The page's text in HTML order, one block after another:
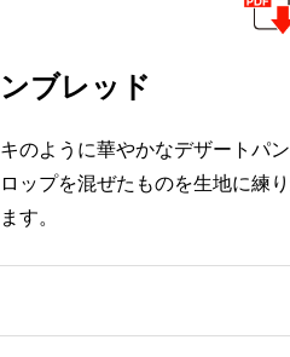
ブレッド
のように華やかなデザートパ
ップを混ぜたものを生地に練
す。